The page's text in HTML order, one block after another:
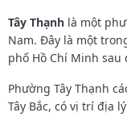
Tây Thạnh là một
Nam. Đây là một
phố Hồ Chí Minh sau
Phường Tây Thạnh
Tây Bắc, có vị trí địa